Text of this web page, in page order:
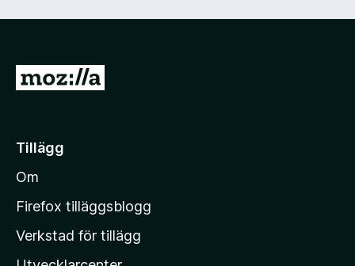
G
i
l
M
z
Tillägg
Om
Firefox tilläggsblogg
Verkstad för tillägg